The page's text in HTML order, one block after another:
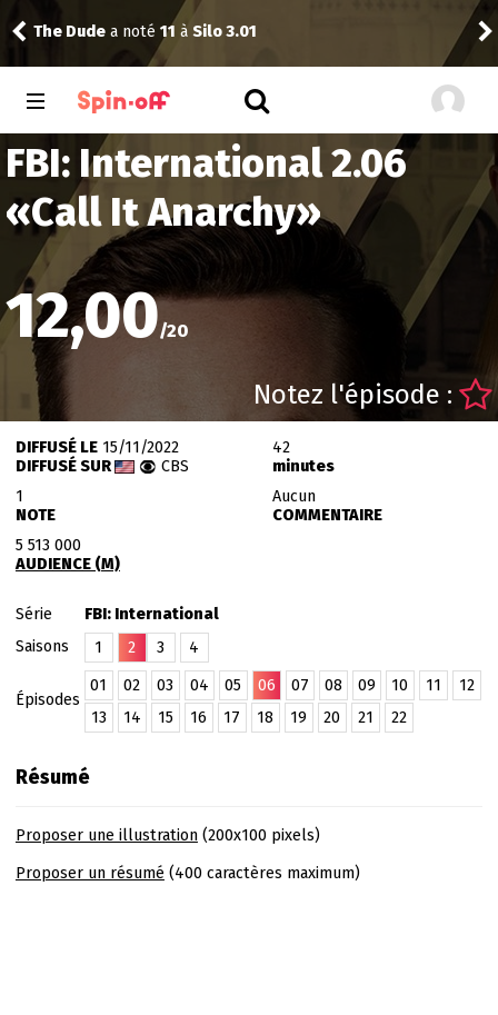
The Dude a noté 11 à Silo 3.01
FBI: International 2.06
«Call It Anarchy»
12,00/20
Notez l'épisode :
DIFFUSÉ LE15/11/2022
DIFFUSÉ SUR
CBS
42
minutes
1
NOTE
Aucun
COMMENTAIRE
5 513 000
AUDIENCE (M)
Série
FBI: International
Saisons
1 2 3 4
Épisodes
01 02 03 04 05 06 07 08 09 10 11
12
13
14 15 16 17 18 19 20 21 22
Résumé
Proposer une illustration(200x100 pixels)
Proposer un résumé (400 caractères maximum)